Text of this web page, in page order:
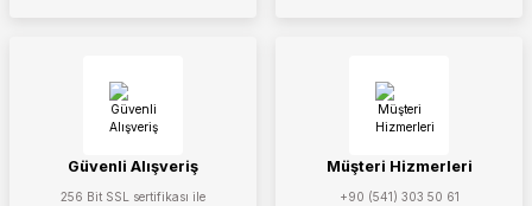
Güvenli Alışveriş
256 Bit SSL sertifikası ile
Müşteri Hizmerleri
+90 (541) 303 50 61